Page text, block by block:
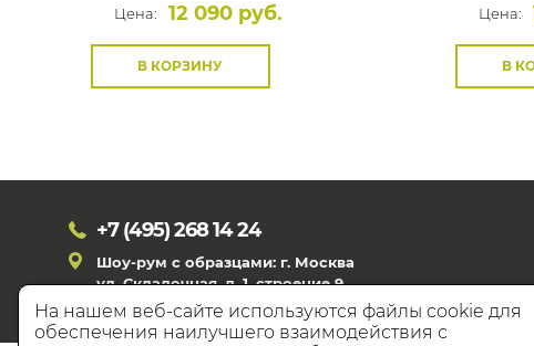
Цена:
12 090 руб.
В КОРЗИНУ
Цена:
В
+7 (495)268 14 24
Шоу-рум с образцами: г. Москва
ул. Складочная, д. 1, строение 9
На нашем веб-сайте используются файлы cookie для
обеспечения наилучшего взаимодействия с